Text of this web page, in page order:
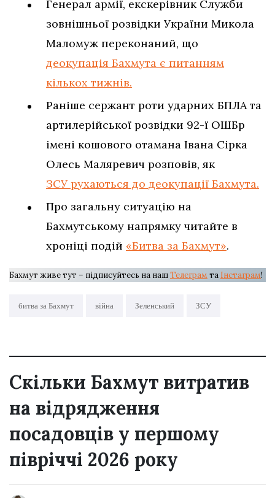
Генерал армії, екскерівник Служби
зовнішньої розвідки України Микола
Маломуж переконаний, що
деокупація Бахмута є питанням
кількох тижнів.
Раніше сержант роти ударних БПЛА та
артилерійської розвідки 92-ї ОШБр
імені кошового отамана Івана Сірка
Олесь Маляревич розповів, як
ЗСУ рухаються до деокупації Бахмута.
Про загальну ситуацію на
Бахмутському напрямку читайте в
хроніці подій «Битва за Бахмут».
Бахмут живе тут – підписуйтесь на нашТелеграм та Інстаграм!
битва за Бахмут війна Зеленський ЗСУ
Скільки Бахмут витратив
на відрядження
посадовців у першому
півріччі 2026 року